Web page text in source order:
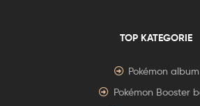
TOP KATEGORIE
Pokémon album
Pokémon Booster